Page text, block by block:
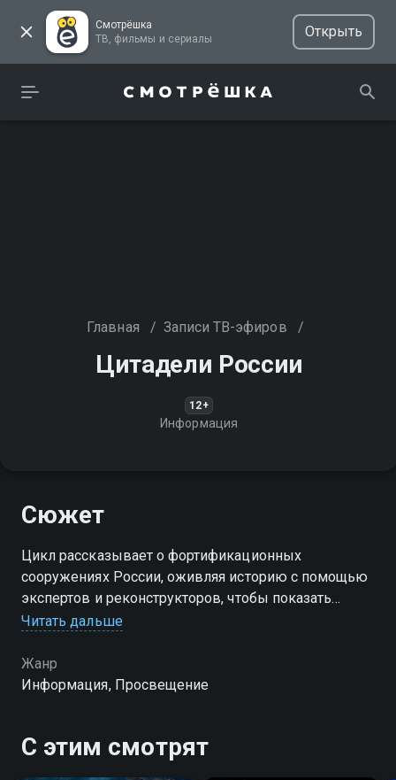
Смотрёшка
ТВ, фильмы и сериалы
Открыть
Главная / Записи ТВ-эфиров /
Цитадели России
12+
Информация
Сюжет
Цикл рассказывает о фортификационных
сооружениях России, оживляя историю с помощью
экспертов и реконструкторов, чтобы показать
события, происходившие в крепостях и кремлях
Читать дальше
Жанр
Информация, Просвещение
С этим смотрят